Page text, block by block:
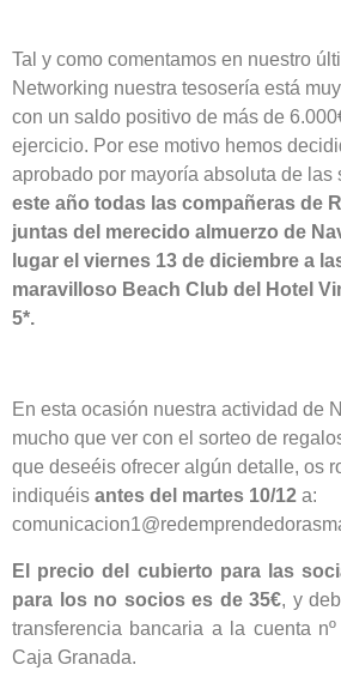
Tal y como comentamos en nuestro
Networking nuestra tesosería está
con un saldo positivo de más de
ejercicio. Por ese motivo hemos
aprobado por mayoría absoluta de las
este año todas las compañeras de
juntas del merecido almuerzo de
lugar el viernes 13 de diciembre a
maravilloso Beach Club del Hotel
5*.
En esta ocasión nuestra actividad de
mucho que ver con el sorteo de
que deseéis ofrecer algún detalle, os
indiquéis antes del martes 10/12 a:
El precio del cubierto para las
para los no socios es de 35€, y
transferencia bancaria a la cuenta nº
Caja Granada.